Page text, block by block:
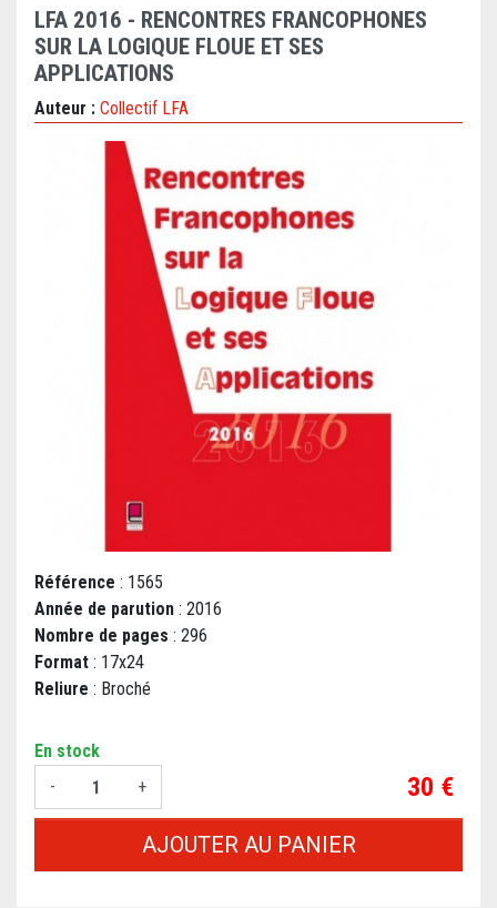
LFA 2016 - RENCONTRES FRANCOPHONES
SUR LA LOGIQUE FLOUE ET SES
APPLICATIONS
Auteur : Collectif LFA
Référence : 1565
Année de parution : 2016
Nombre de pages : 296
Format : 17x24
Reliure : Broché
En stock
-
+ Prix
30 €
AJOUTER AU PANIER